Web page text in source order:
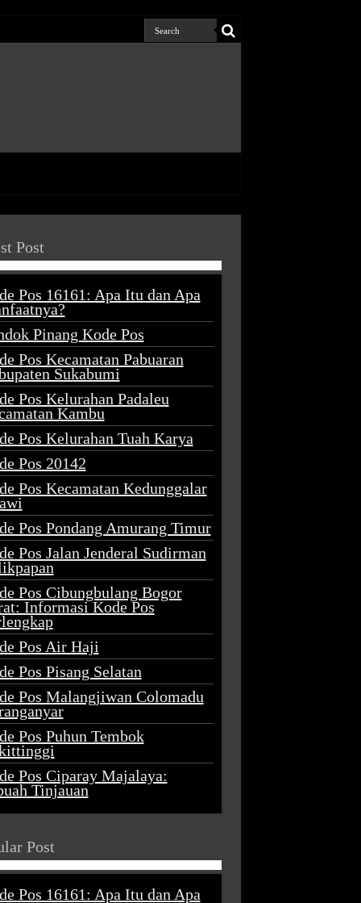
Post
Pos 16161: Apa Itu dan Apa
Pinang Kode Pos
Pos Kecamatan Pabuaran
Sukabumi
Pos Kelurahan Padaleu
Kambu
Pos Kelurahan Tuah Karya
Pos 20142
Pos Kecamatan Kedunggalar
Pos Pondang Amurang Timur
Pos Jalan Jenderal Sudirman
Pos Cibungbulang Bogor
Informasi Kode Pos
Pos Air Haji
Pos Pisang Selatan
Pos Malangjiwan Colomadu
Pos Puhun Tembok
Pos Ciparay Majalaya:
Tinjauan
Post
Pos 16161: Apa Itu dan Apa